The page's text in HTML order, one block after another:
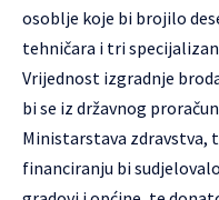
osoblje koje bi brojilo
tehničara i tri
Vrijednost izgradnje
bi se iz državnog
Ministarstava zdravstva,
financiranju bi